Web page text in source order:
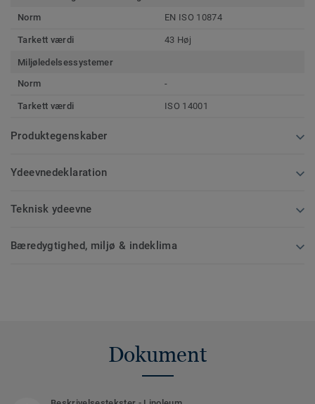
Norm
EN ISO 10874
Tarkett værdi 43 Høj
Miljøledelsessystemer
Norm
-
Tarkett værdi ISO 14001
Produktegenskaber
Ydeevnedeklaration
Teknisk ydeevne
Bæredygtighed, miljø & indeklima
Dokument